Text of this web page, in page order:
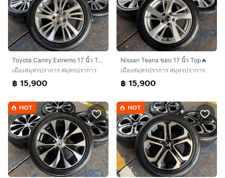
Toyota Camry Extremo 17 นิ้ว Top🔥
เมืองสมุทรปราการ สมุทรปราการ
฿ 15,900
Nissan Teana ขอบ 17 นิ้ว Top🔥
เมืองสมุทรปราการ สมุทรปราการ
฿ 15,900
HOT HOT